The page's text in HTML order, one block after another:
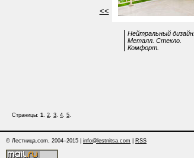
<<
Нейтральный дизайн.
Металл. Стекло.
Комфорт.
Страницы: 1. 2. 3. 4. 5.
© Лестница.com, 2004–2015 | info@lestnitsa.com RSS